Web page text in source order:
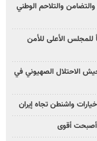
والتلاحم الوطني
للمجلس الأعلى للأمن
الاحتلال الصهيوني في
واشنطن تجاه إيران
أقوى